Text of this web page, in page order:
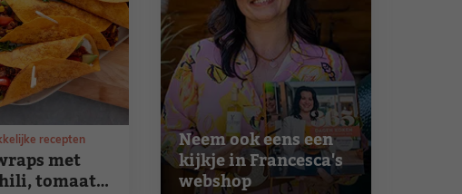
met
tomaat
recepten
Neem ook eens een
kijkje in Francesca's
webshop